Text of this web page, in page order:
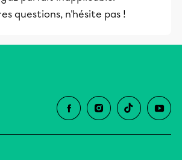
questions, n'hésite pas !